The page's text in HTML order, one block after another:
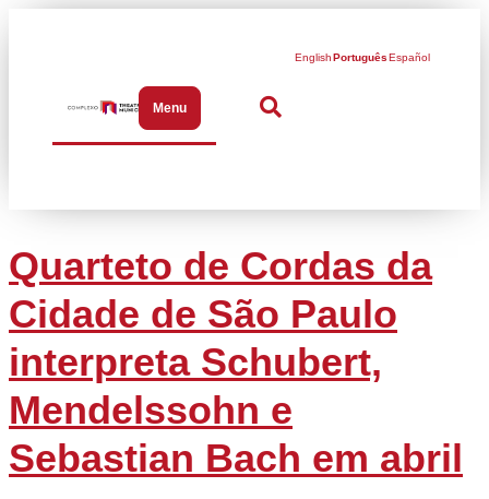
MenuAbrir menu de navegação
EnglishPortuguêsEspañol
Quarteto de Cordas da
Cidade de São Paulo
interpreta Schubert,
Mendelssohn e
Sebastian Bach em abril